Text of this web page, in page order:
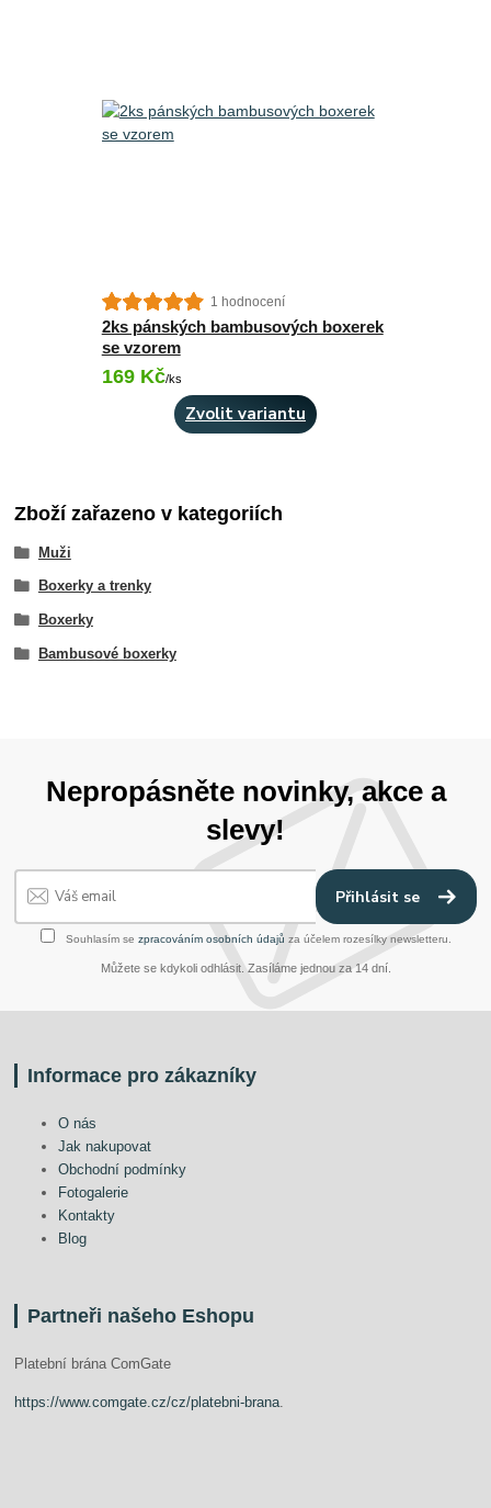
1 hodnocení
2ks pánských bambusových boxerek
se vzorem
169 Kč/ks
Zvolit variantu
Zboží zařazeno v kategoriích
Muži
Boxerky a trenky
Boxerky
Bambusové boxerky
Nepropásněte novinky, akce a
slevy!
Přihlásit se
Souhlasím se zpracováním osobních údajů za účelem rozesílky newsletteru.
Můžete se kdykoli odhlásit. Zasíláme jednou za 14 dní.
Informace pro zákazníky
O nás
Jak nakupovat
Obchodní podmínky
Fotogalerie
Kontakty
Blog
Partneři našeho Eshopu
Platební brána ComGate
https://www.comgate.cz/cz/platebni-brana